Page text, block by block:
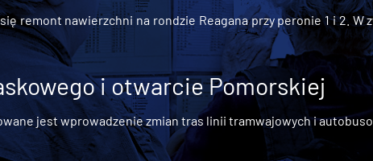
remont nawierzchni na rondzie Reagana przy peronie 1 i 2. W
i otwarcie Pomorskiej
jest wprowadzenie zmian tras linii tramwajowych i